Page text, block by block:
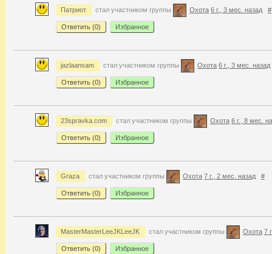
Патриот стал участником группы Охота 6 г., 3 мес. назад #
Ответить (0) Избранное
jazlaansam стал участником группы Охота 6 г., 3 мес. назад
Ответить (0) Избранное
23spravka.com стал участником группы Охота 6 г., 8 мес.
Ответить (0) Избранное
Graza стал участником группы Охота 7 г., 2 мес. назад #
Ответить (0) Избранное
MasterMasterLeeJKLeeJK стал участником группы Охота 7
Ответить (0) Избранное